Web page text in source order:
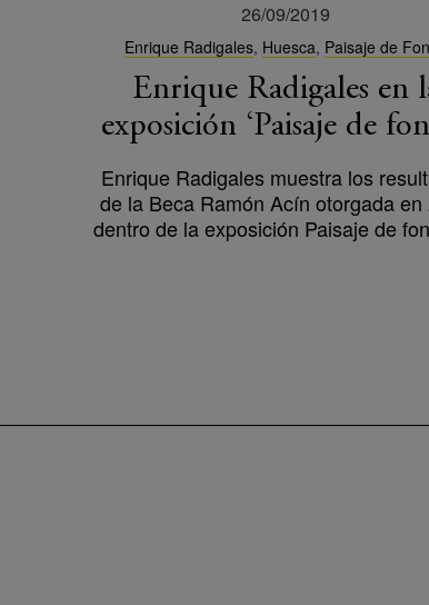
26/09/2019
Enrique Radigales, Huesca, Paisaje de
Enrique Radigales en
exposición ‘Paisaje de
Enrique Radigales muestra los
de la Beca Ramón Acín otorgada en
dentro de la exposición Paisaje de